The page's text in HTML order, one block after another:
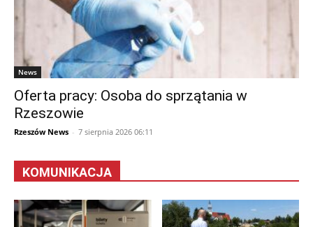
News
Oferta pracy: Osoba do sprzątania w
Rzeszowie
Rzeszów News - 7 sierpnia 2026 06:11
KOMUNIKACJA